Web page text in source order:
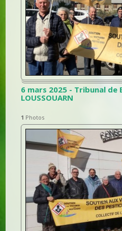
6 mars 2025 - Tribunal de
LOUSSOUARN
1 Photos